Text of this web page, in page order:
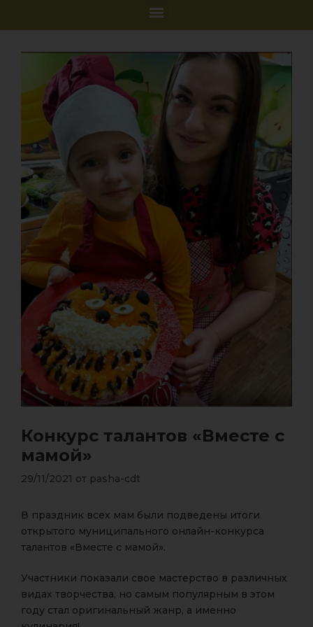
Конкурс талантов «Вместе с
мамой»
29/11/2021 от pasha-cdt
В праздник всех мам были подведены итоги
открытого муниципального онлайн-конкурса
талантов «Вместе с мамой».
Участники показали свое мастерство в различных
видах творчества, но самым популярным в этом
году стал оригинальный жанр, а именно